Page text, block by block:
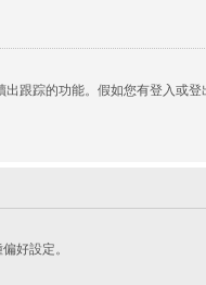
跟踪的功能。假如您有登入或
好設定。